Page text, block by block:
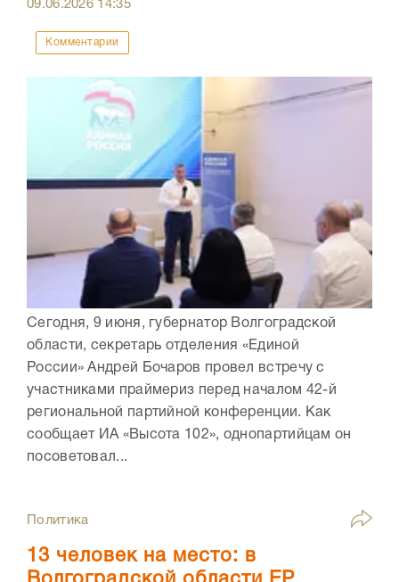
09.06.2026 14:35
Комментарии
Сегодня, 9 июня, губернатор Волгоградской
области, секретарь отделения «Единой
России» Андрей Бочаров провел встречу с
участниками праймериз перед началом 42-й
региональной партийной конференции. Как
сообщает ИА «Высота 102», однопартийцам он
посоветовал...
Политика
13 человек на место: в